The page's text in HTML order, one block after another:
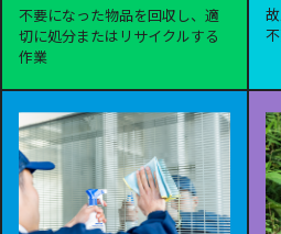
不要になった物品を回収し、適
切に処分またはリサイクルする
作業